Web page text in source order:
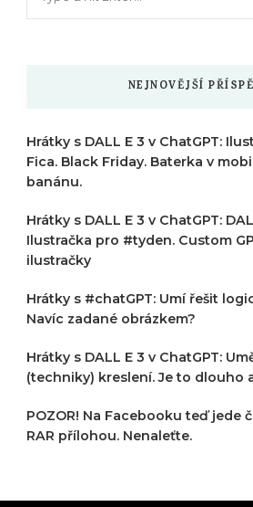
NEJNOVĚJŠÍ
Hrátky s DALL E 3 v ChatGPT:
Fica. Black Friday. Baterka v
banánu.
Hrátky s DALL E 3 v ChatGPT:
Ilustračka pro #tyden. Custom
ilustračky
Hrátky s #chatGPT: Umí řešit
Navíc zadané obrázkem?
Hrátky s DALL E 3 v ChatGPT:
(techniky) kreslení. Je to dlouho
POZOR! Na Facebooku teď jede
RAR přílohou. Nenaleťte.